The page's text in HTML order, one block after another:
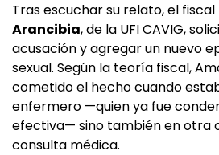
Tras escuchar su relato, el fiscal
Arancibia, de la UFI CAVIG,
acusación y agregar un nuevo
sexual. Según la teoría fiscal,
cometido el hecho cuando
enfermero —quien ya fue
efectiva— sino también en otra
consulta médica.